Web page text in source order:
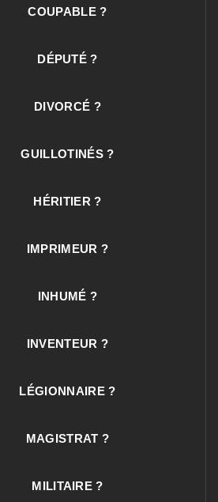
COUPABLE ?
DÉPUTÉ ?
DIVORCÉ ?
GUILLOTINÉS ?
HÉRITIER ?
IMPRIMEUR ?
INHUMÉ ?
INVENTEUR ?
LÉGIONNAIRE ?
MAGISTRAT ?
MILITAIRE ?